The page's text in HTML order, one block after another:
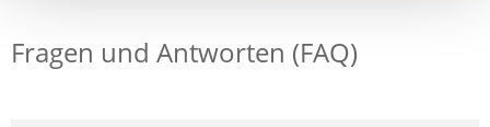
Fragen und Antworten (FAQ)